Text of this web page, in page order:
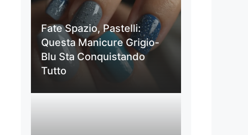
Fate Spazio, Pastelli:
Questa Manicure Grigio-
Blu Sta Conquistando
Tutto